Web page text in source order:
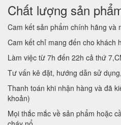
Chất lượng sản
Cam kết sản phẩm chính hãng và
Cam kết chỉ mang đến cho khách
Làm việc từ 7h đến 22h cả thứ
Tư vấn kê đặt, hướng dẫn sử
Thanh toán khi nhận hàng và đã
khoản)
Mọi thắc mắc về sản phẩm hoặc